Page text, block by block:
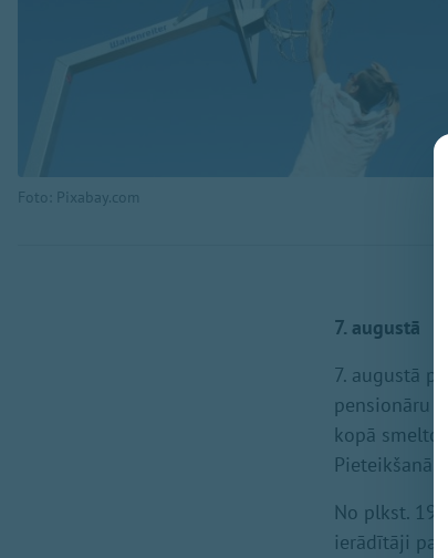
Foto: Pixabay.com
7. augustā
7. augustā
pensionāru
kopā
No plkst.
ierādītāji